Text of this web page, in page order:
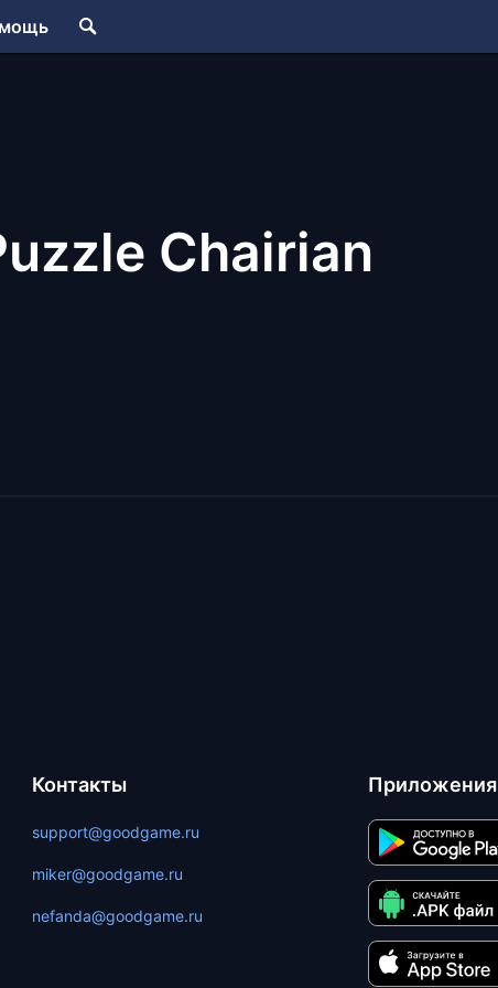
Chairian
Контакты
support@goodgame.ru
miker@goodgame.ru
nefanda@goodgame.ru
Приложения